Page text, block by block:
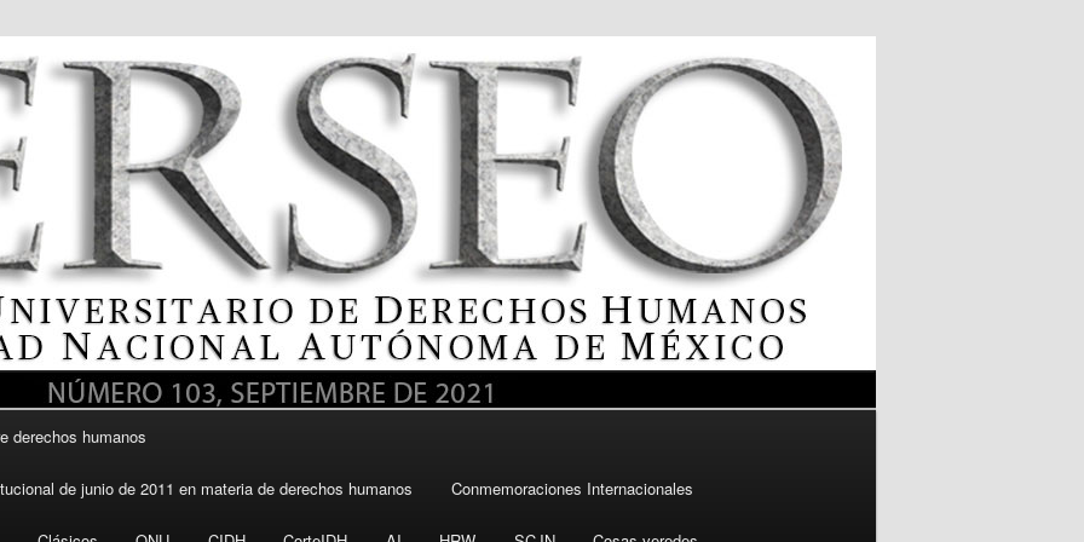
UNAM
derechos humanos
de junio de 2011 en materia de derechos humanos Conmemoraciones Internacionales